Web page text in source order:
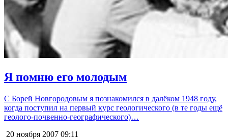
Я помню его молодым
С Борей Новгородовым я познакомился в далёком 1948 году,
когда поступил на первый курс геологического (в те годы ещё
геолого-почвенно-географического)…
20 ноября 2007 09:11